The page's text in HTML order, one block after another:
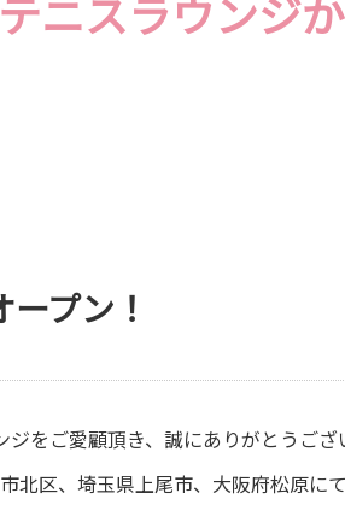
テニスラウンジ
プン！
をご愛顧頂き、誠にありがとうござ
北区、埼玉県上尾市、大阪府松原に